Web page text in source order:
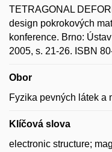
TETRAGONAL
design pokrokových
konference. Brno:
2005, s. 21-26. ISBN
Obor
Fyzika pevných látek a
Klíčová slova
electronic structure;